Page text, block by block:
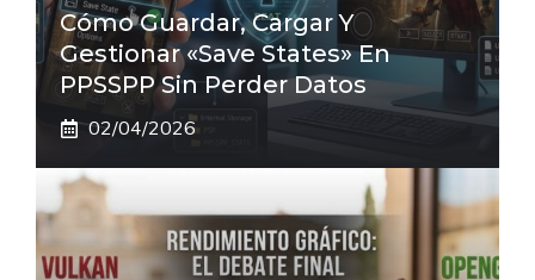
Cómo Guardar, Cargar Y
Gestionar «Save States» En
PPSSPP Sin Perder Datos
02/04/2026